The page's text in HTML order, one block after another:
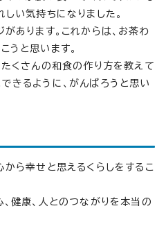
い気持ちになりました。
あります。これからは、お茶わ
うと思います。
くさんの和食の作り方を教えて
きるように、がんばろうと思い
ら幸せと思えるくらしをするこ
健康、人とのつながりを本当の